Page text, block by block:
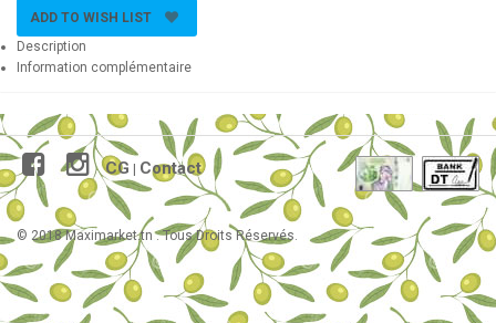
ADD TO WISH LIST
Description
Information complémentaire
CG Contact
© 2018 Maximarket.tn . Tous Droits Réservés.